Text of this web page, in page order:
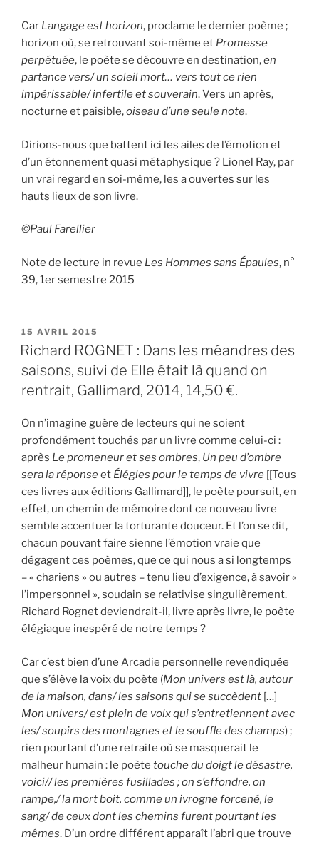
Car Langage est horizon, proclame le dernier poème ;
horizon où, se retrouvant soi-même et Promesse
perpétuée, le poète se découvre en destination,en
partance vers/ un soleil mort… vers tout ce rien
impérissable/ infertile et souverain. Vers un après,
nocturne et paisible,oiseau d’une seule note.
Dirions-nous que battent ici les ailes de l’émotion et
d’un étonnement quasi métaphysique ? Lionel Ray, par
un vrai regard en soi-même, les a ouvertes sur les
hauts lieux de son livre.
©Paul Farellier
Note de lecture in revue Les Hommes sans Épaules, n°
39, 1er semestre 2015
PUBLIÉ
LE
15 AVRIL 2015
Richard ROGNET : Dans les méandres des
saisons, suivi de Elle était là quand on
rentrait, Gallimard, 2014, 14,50 €.
On n’imagine guère de lecteurs qui ne soient
profondément touchés par un livre comme celui-ci :
après Le promeneur et ses ombres, Un peu d’ombre
sera la réponseet Élégies pour le temps de vivre [[Tous
ces livres aux éditions Gallimard]], le poète poursuit, en
effet, un chemin de mémoire dont ce nouveau livre
semble accentuer la torturante douceur. Et l’on se dit,
chacun pouvant faire sienne l’émotion vraie que
dégagent ces poèmes, que ce qui nous a si longtemps
– « chariens » ou autres – tenu lieu d’exigence, à savoir «
l’impersonnel », soudain se relativise singulièrement.
Richard Rognet deviendrait-il, livre après livre, le poète
élégiaque inespéré de notre temps ?
Car c’est bien d’une Arcadie personnelle revendiquée
que s’élève la voix du poète (Mon univers est là, autour
de la maison, dans/ les saisons qui se succèdent […]
Mon univers/ est plein de voix qui s’entretiennent avec
les/ soupirs des montagnes et le souffle des champs) ;
rien pourtant d’une retraite où se masquerait le
malheur humain : le poète touche du doigt le désastre,
voici// les premières fusillades ; on s’effondre, on
rampe,/ la mort boit, comme un ivrogne forcené, le
sang/ de ceux dont les chemins furent pourtant les
mêmes. D’un ordre différent apparaît l’abri que trouve